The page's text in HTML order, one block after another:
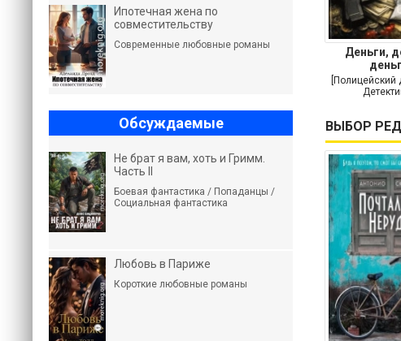
Деньги,
[Полицейский
ВЫБОР
Ипотечная жена по
совместительству
Современные любовные романы
Обсуждаемые
Не брат я вам, хоть и Гримм.
Часть II
Боевая фантастика / Попаданцы /
Социальная фантастика
Любовь в Париже
Короткие любовные романы